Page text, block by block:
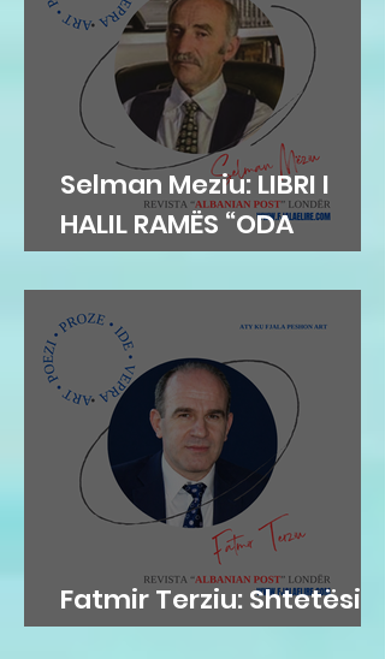
Selman Meziu: LIBRI I
HALIL RAMËS “ODA
DIBRANE”
Fatmir Terziu: Shtetësia
britanike sipas lindjes